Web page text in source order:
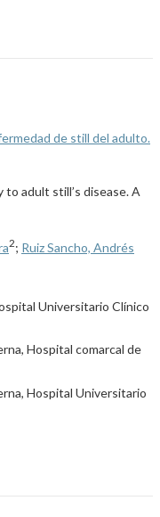
de still del adulto.
adult still’s disease. A
2; Ruiz Sancho, Andrés
Universitario Clínico
Hospital comarcal de
Hospital Universitario